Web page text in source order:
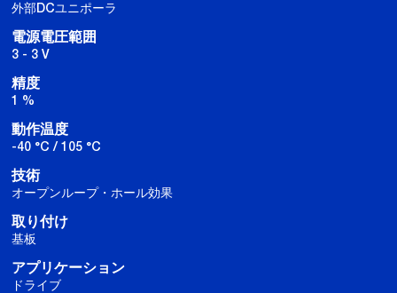
外部DCユニポーラ
電源電圧範囲
3 - 3 V
精度
1 %
動作温度
-40 °C / 105 °C
技術
オープンループ・ホール効果
取り付け
基板
アプリケーション
ドライブ